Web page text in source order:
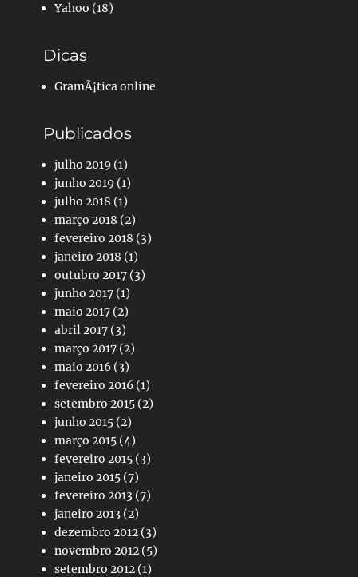
Yahoo (18)
Dicas
GramÃ¡tica online
Publicados
julho 2019 (1)
junho 2019 (1)
julho 2018 (1)
março 2018 (2)
fevereiro 2018 (3)
janeiro 2018 (1)
outubro 2017 (3)
junho 2017 (1)
maio 2017 (2)
abril 2017 (3)
março 2017 (2)
maio 2016 (3)
fevereiro 2016 (1)
setembro 2015 (2)
junho 2015 (2)
março 2015 (4)
fevereiro 2015 (3)
janeiro 2015 (7)
fevereiro 2013 (7)
janeiro 2013 (2)
dezembro 2012 (3)
novembro 2012 (5)
setembro 2012 (1)